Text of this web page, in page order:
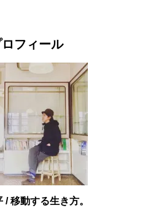
フィール
/ 移動する生き方。